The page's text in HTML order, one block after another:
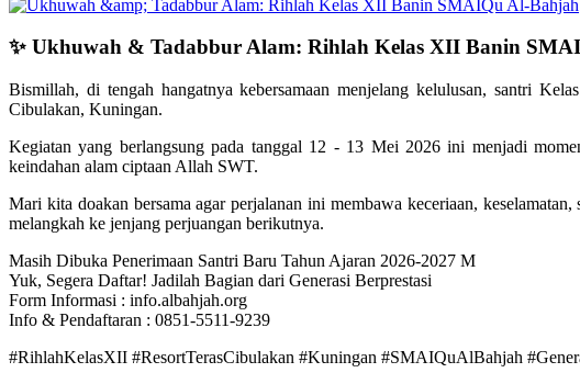
✨ Ukhuwah & Tadabbur Alam: Rihlah Kelas XII Banin
Bismillah, di tengah hangatnya kebersamaan menjelang kelulusan, santri
Cibulakan, Kuningan.
Kegiatan yang berlangsung pada tanggal 12 - 13 Mei 2026 ini menjadi
keindahan alam ciptaan Allah SWT.
Mari kita doakan bersama agar perjalanan ini membawa keceriaan,
melangkah ke jenjang perjuangan berikutnya.
Masih Dibuka Penerimaan Santri Baru Tahun Ajaran 2026-2027 M
Yuk, Segera Daftar! Jadilah Bagian dari Generasi Berprestasi
Form Informasi : info.albahjah.org
Info & Pendaftaran : 0851-5511-9239
#RihlahKelasXII #ResortTerasCibulakan #Kuningan #SMAIQuAlBahjah